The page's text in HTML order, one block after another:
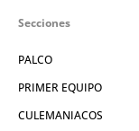
Secciones
PALCO
PRIMER EQUIPO
CULEMANIACOS